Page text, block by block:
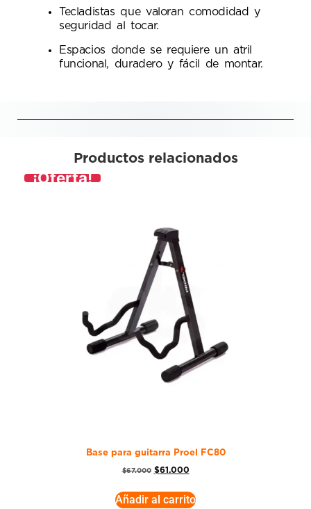
Tecladistas que valoran comodidad y
seguridad al tocar.
Espacios donde se requiere un atril
funcional, duradero y fácil de montar.
Productos relacionados
¡Oferta!
Base para guitarra Proel FC80
$67.000 $61.000
Añadir al carrito